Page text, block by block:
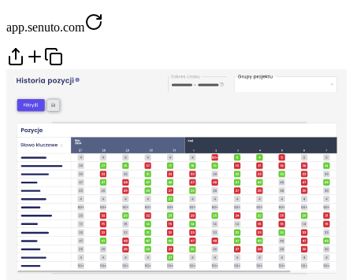
app.senuto.com